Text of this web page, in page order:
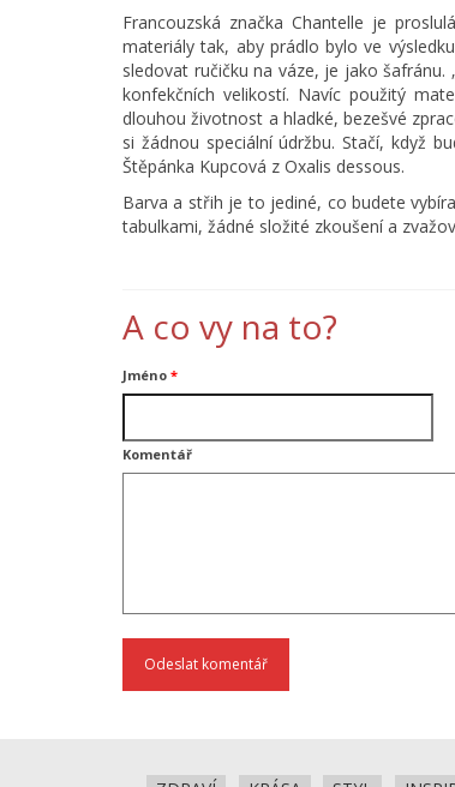
Francouzská značka Chantelle je
materiály tak, aby prádlo bylo ve
sledovat ručičku na váze, je jako
konfekčních velikostí. Navíc použitý
dlouhou životnost a hladké, bezešvé
si žádnou speciální údržbu. Stačí, když
Štěpánka Kupcová z Oxalis dessous.
Barva a střih je to jediné, co budete
tabulkami, žádné složité zkoušení a
A co vy na to?
Jméno *
Komentář